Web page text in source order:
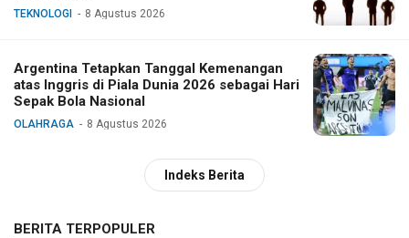
TEKNOLOGI 8 Agustus 2026
Argentina Tetapkan Tanggal Kemenangan
atas Inggris di Piala Dunia 2026 sebagai Hari
Sepak Bola Nasional
OLAHRAGA 8 Agustus 2026
Indeks Berita
BERITA TERPOPULER